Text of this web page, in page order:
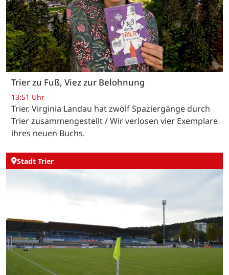
Trier zu Fuß, Viez zur Belohnung
13:51 Uhr
Trier. Virginia Landau hat zwölf Spaziergänge durch
Trier zusammengestellt / Wir verlosen vier Exemplare
ihres neuen Buchs.
Stadt Trier